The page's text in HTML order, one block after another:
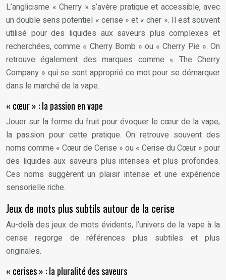
L’anglicisme « Cherry » s’avère pratique et accessible, avec
un double sens potentiel « cerise » et « cher ». Il est souvent
utilisé pour des liquides aux saveurs plus complexes et
recherchées, comme « Cherry Bomb » ou « Cherry Pie ». On
retrouve également des marques comme « The Cherry
Company » qui se sont approprié ce mot pour se démarquer
dans le marché de la vape.
« cœur » : la passion en vape
Jouer sur la forme du fruit pour évoquer le cœur de la vape,
la passion pour cette pratique. On retrouve souvent des
noms comme « Cœur de Cerise » ou « Cerise du Cœur » pour
des liquides aux saveurs plus intenses et plus profondes.
Ces noms suggèrent un plaisir intense et une expérience
sensorielle riche.
Jeux de mots plus subtils autour de la cerise
Au-delà des jeux de mots évidents, l’univers de la vape à la
cerise regorge de références plus subtiles et plus
originales.
« cerises » : la pluralité des saveurs